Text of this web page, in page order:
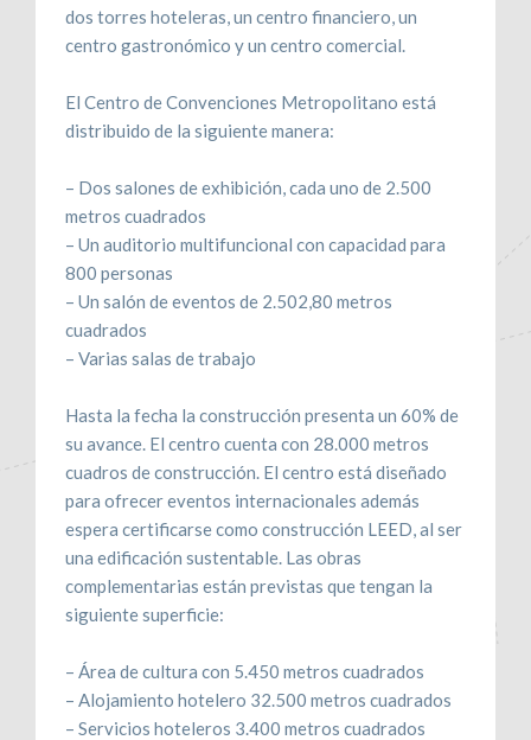
dos torres hoteleras, un centro financiero, un
centro gastronómico y un centro comercial.
El Centro de Convenciones Metropolitano está
distribuido de la siguiente manera:
– Dos salones de exhibición, cada uno de 2.500
metros cuadrados
– Un auditorio multifuncional con capacidad para
800 personas
– Un salón de eventos de 2.502,80 metros
cuadrados
– Varias salas de trabajo
Hasta la fecha la construcción presenta un 60% de
su avance. El centro cuenta con 28.000 metros
cuadros de construcción. El centro está diseñado
para ofrecer eventos internacionales además
espera certificarse como construcción LEED, al ser
una edificación sustentable. Las obras
complementarias están previstas que tengan la
siguiente superficie:
– Área de cultura con 5.450 metros cuadrados
– Alojamiento hotelero 32.500 metros cuadrados
– Servicios hoteleros 3.400 metros cuadrados